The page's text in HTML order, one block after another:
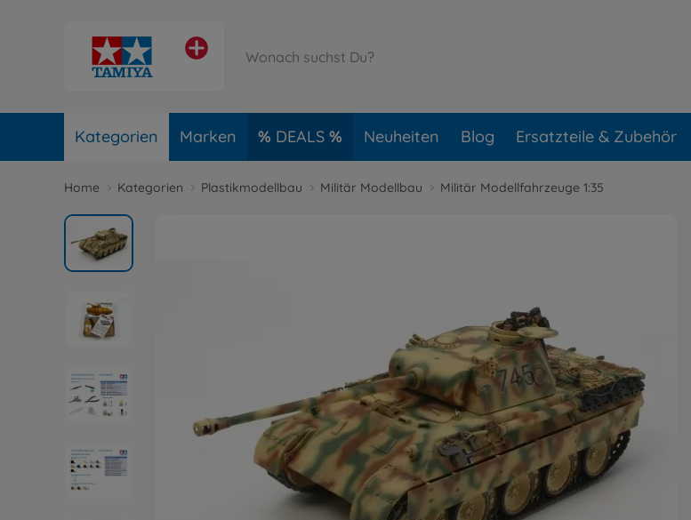
Kategorien Marken DEALS Neuheiten Blog Ersatzteile & Zubehör
Home Kategorien Plastikmodellbau Militär Modellbau Militär Modellfahrzeuge 1:35